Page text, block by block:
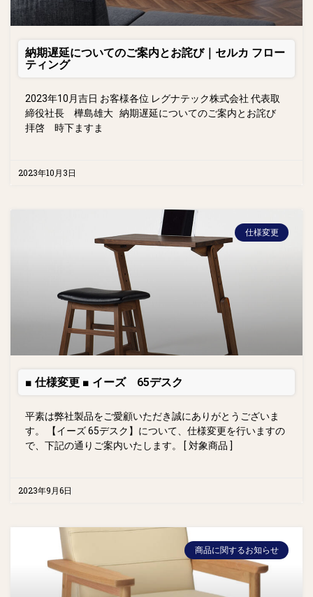
納期遅延についてのご案内とお詫び｜セルカ フロー
ティング
2023年10月吉日 お客様各位 レグナテック株式会社 代表取
締役社長 樺島雄大 納期遅延についてのご案内とお詫び
拝啓 時下ますま
2023年10月3日
仕様変更
■ 仕様変更 ■ イーズ 65デスク
平素は弊社製品をご愛顧いただき誠にありがとうございま
す。 【イーズ 65デスク】について、仕様変更を行いますの
で、下記の通りご案内いたします。 [ 対象商品 ]
2023年9月6日
商品に関するお知らせ